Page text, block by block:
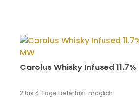
Carolus Whisky Infused
2 bis 4 Tage Lieferfrist möglich